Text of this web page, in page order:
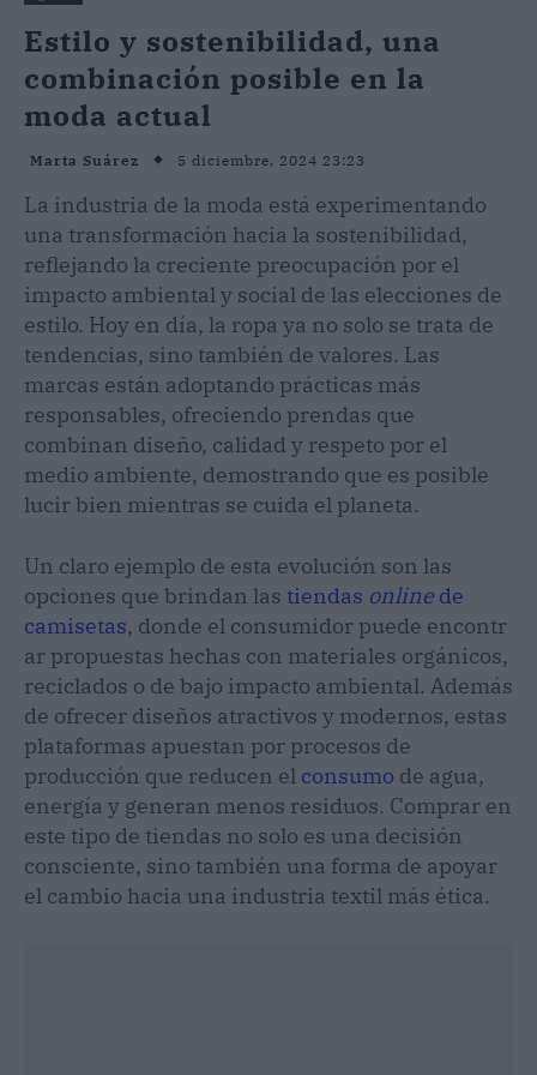
Estilo y sostenibilidad, una
combinación posible en la
moda actual
Marta Suárez 5 diciembre, 2024 23:23
La industria de la moda está experimentando
una transformación hacia la sostenibilidad,
reflejando la creciente preocupación por el
impacto ambiental y social de las elecciones de
estilo. Hoy en día, la ropa ya no solo se trata de
tendencias, sino también de valores. Las
marcas están adoptando prácticas más
responsables, ofreciendo prendas que
combinan diseño, calidad y respeto por el
medio ambiente, demostrando que es posible
lucir bien mientras se cuida el planeta.
Un claro ejemplo de esta evolución son las
opciones que brindan las tiendas online de
camisetas, donde el consumidor puede encontr
ar propuestas hechas con materiales orgánicos,
reciclados o de bajo impacto ambiental. Además
de ofrecer diseños atractivos y modernos, estas
plataformas apuestan por procesos de
producción que reducen el consumo de agua,
energía y generan menos residuos. Comprar en
este tipo de tiendas no solo es una decisión
consciente, sino también una forma de apoyar
el cambio hacia una industria textil más ética.